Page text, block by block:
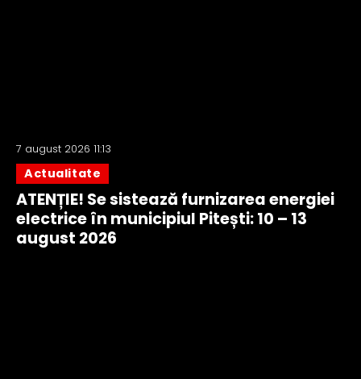
7 august 2026 11:13
Actualitate
ATENȚIE! Se sistează furnizarea energiei
electrice în municipiul Pitești: 10 – 13
august 2026